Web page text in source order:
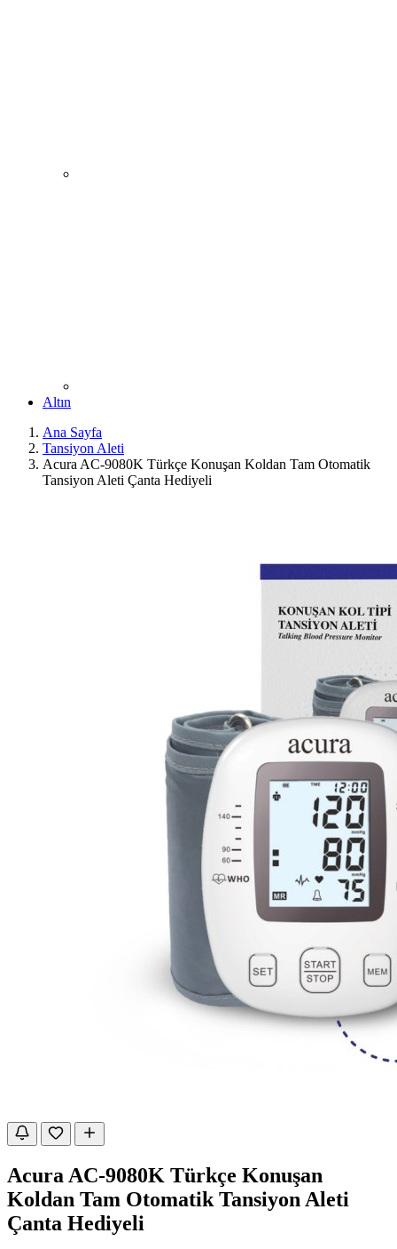
Altın
Ana Sayfa
Tansiyon Aleti
Acura AC-9080K Türkçe Konuşan Koldan Tam Otomatik
Tansiyon Aleti Çanta Hediyeli
Acura AC-9080K Türkçe Konuşan
Koldan Tam Otomatik Tansiyon Aleti
Çanta Hediyeli